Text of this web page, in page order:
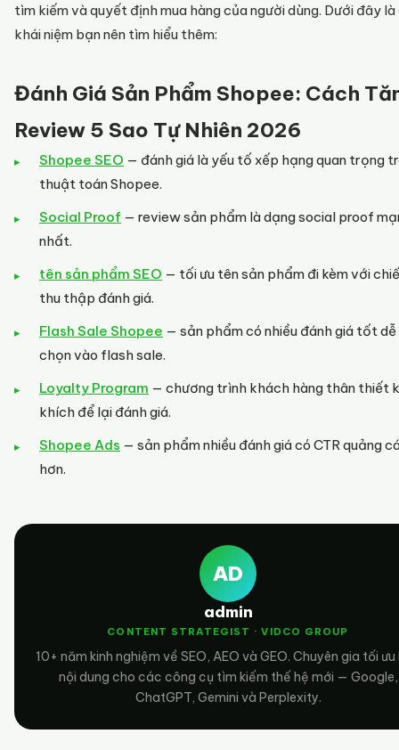
tìm kiếm và quyết định mua hàng của người dùng. Dưới đây
khái niệm bạn nên tìm hiểu thêm:
Đánh Giá Sản Phẩm Shopee: Cách
Review 5 Sao Tự Nhiên 2026
Shopee SEO — đánh giá là yếu tố xếp hạng quan trọng
thuật toán Shopee.
Social Proof — review sản phẩm là dạng social proof
nhất.
tên sản phẩm SEO — tối ưu tên sản phẩm đi kèm với
thu thập đánh giá.
Flash Sale Shopee — sản phẩm có nhiều đánh giá tốt
chọn vào flash sale.
Loyalty Program — chương trình khách hàng thân thiết
khích để lại đánh giá.
Shopee Ads — sản phẩm nhiều đánh giá có CTR quảng
hơn.
AD
admin
CONTENT STRATEGIST · VIDCO GROUP
10+ năm kinh nghiệm về SEO, AEO và GEO. Chuyên gia tối ưu
nội dung cho các công cụ tìm kiếm thế hệ mới — Google,
ChatGPT, Gemini và Perplexity.